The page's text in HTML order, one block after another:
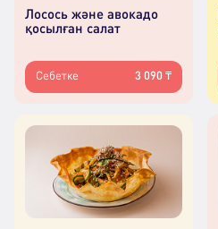
Лосось және авокадо
қосылған салат
Себетке 3 090 ₸